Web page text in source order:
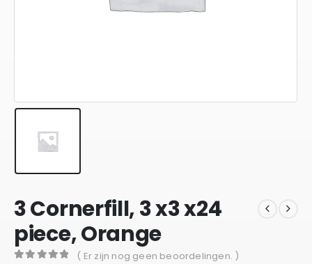
3 Cornerfill, 3 x3 x24
piece, Orange
( Er zijn nog geen beoordelingen. )